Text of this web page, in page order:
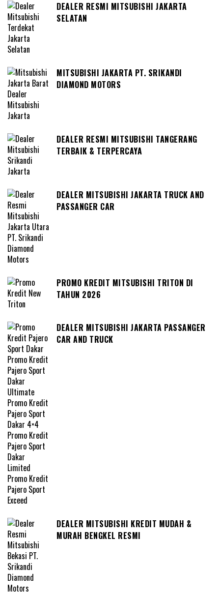
DEALER RESMI MITSUBISHI JAKARTA
SELATAN
MITSUBISHI JAKARTA PT. SRIKANDI
DIAMOND MOTORS
DEALER RESMI MITSUBISHI TANGERANG
TERBAIK & TERPERCAYA
DEALER MITSUBISHI JAKARTA TRUCK AND
PASSANGER CAR
PROMO KREDIT MITSUBISHI TRITON DI
TAHUN 2026
DEALER MITSUBISHI JAKARTA PASSANGER
CAR AND TRUCK
DEALER MITSUBISHI KREDIT MUDAH &
MURAH BENGKEL RESMI